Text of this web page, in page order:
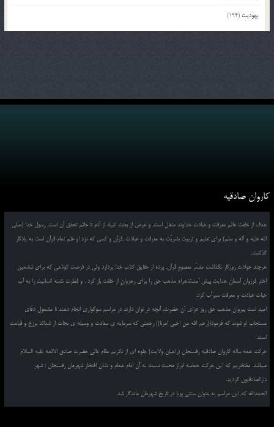
یهودیت (194)
کاروان صادقیه
هدف از خلقت عالم معرفت و عبادت خداوند متعال است, و غرض از بعثت انبیاء از آدم تا خاتم تحقق آن است, رسول خدا (صلی
الله علیه و آله و سلم) برای تعلیم و تربیت بشریّت به معرفت و عبادت ,قرآن و کسی که نزد او علم تمام قرآن است به یادگار
گذاشت.
هرچند حوادث روزگار نگذاشت مفسّر معصومِ قرآن, پرده از حقایق کتاب خدا بردارد ولی در فرصت کوتاهی که برای ششمین
اختر فرزوان آسمان هدایت پیش آمد,شاهراه مذهب حق را برای رهروانِ از خلقت باز کرد , و فطرت تشنه انسانیت را به آب
حیات عبادت و معرفت سیرآب کرد.
امید است پیروان مذهب حق روز عزای آن حضرت, آنچه در توان دارند در مراسم سوگواری انجام دهند تا مشمول دعای
مستجاب او شوند که فرمود((رحم الله من احیی امرنا)) رحمتی که سرمایه ی سعادت و وسیله ی نجات از شدائد برزخ و قیامت
است.
حرکت همه ساله کاروان صادقیه رفسنجان (راهیان ولایت) جلوه ای از تکریم مقام عالی حضرت صادق الائمه علیه السلام
میباشد. مفتخریم که این حرکت حماسه ابراز محبت نسبت به آن امام همام و نشان افتخار شهرمان رفسنجان ؛ شهر
دارالصادقیون گردید.
الحمدالله که این مراسم به عنوان سنتی پویا در تاریخ شهرمان ماندگار شد.